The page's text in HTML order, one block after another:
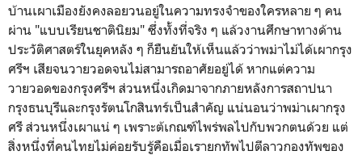
บ้านเผาเมืองยังคงลอยวนอยู่ในความทรงจำของใครหลาย ๆ คน
ผ่าน "แบบเรียนชาตินิยม" ซึ่งทั้งที่จริง ๆ แล้วงานศึกษาทางด้าน
ประวัติศาสตร์ในยุคหลัง ๆ ก็ยืนยันให้เห็นแล้วว่าพม่าไม่ได้เผากรุง
ศรีฯ เสียจนวายวอดจนไม่สามารถอาศัยอยู่ได้ หากแต่ความ
วายวอดของกรุงศรีฯ ส่วนหนึ่งเกิดมาจากภายหลังการสถาปนา
กรุงธนบุรีและกรุงรัตนโกสินทร์เป็นสำคัญ แน่นอนว่าพม่าเผากรุง
ศรี ส่วนหนึ่งเผาแน่ ๆ เพราะต้เกณฑ์ไพร่พลไปกับพวกตนด้วย แต่
สิ่งหนึ่งที่คนไทยไม่ค่อยรับรู้คือเมื่อเรายกทัพไปตีลาวกองทัพของ